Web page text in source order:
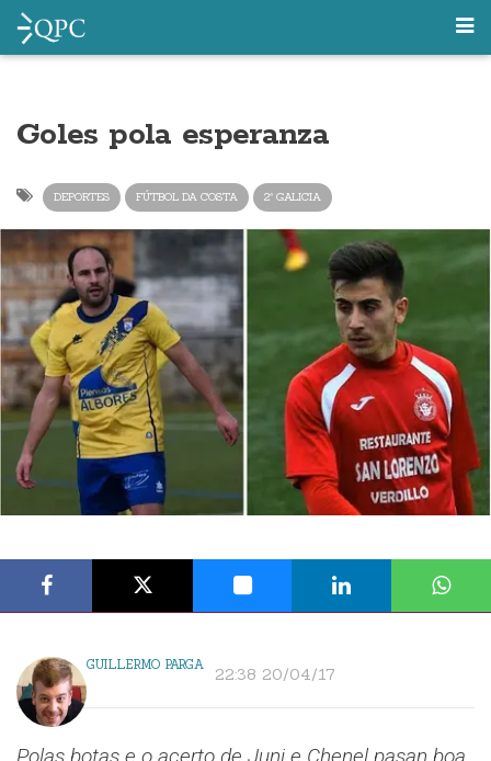
Goles pola esperanza
DEPORTES FÚTBOL DA COSTA 2ª GALICIA
GUILLERMO PARGA 22:38 20/04/17